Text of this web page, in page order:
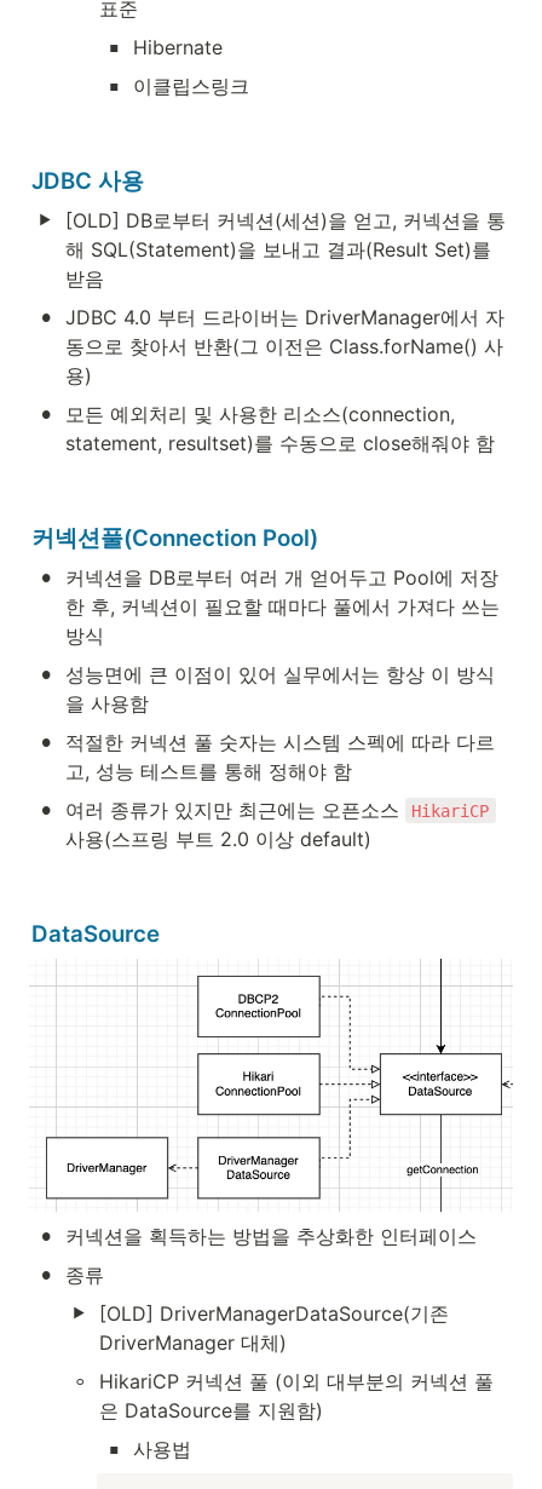
표준
▪ Hibernate
▪ 이클립스링크
JDBC 사용
[OLD] DB로부터 커넥션(세션)을 얻고, 커넥션을 통
해 SQL(Statement)을 보내고 결과(Result Set)를
받음
• JDBC 4.0 부터 드라이버는 DriverManager에서 자
동으로 찾아서 반환(그 이전은 Class.forName() 사
용)
•
모든 예외처리 및 사용한 리소스(connection,
statement, resultset)를 수동으로 close해줘야 함
커넥션풀(Connection Pool)
•
커넥션을 DB로부터 여러 개 얻어두고 Pool에 저장
한 후, 커넥션이 필요할 때마다 풀에서 가져다 쓰는
방식
•
성능면에 큰 이점이 있어 실무에서는 항상 이 방식
을 사용함
•
적절한 커넥션 풀 숫자는 시스템 스펙에 따라 다르
고, 성능 테스트를 통해 정해야 함
• 여러 종류가 있지만 최근에는 오픈소스 HikariCP
사용(스프링 부트 2.0 이상 default)
DataSource
• 커넥션을 획득하는 방법을 추상화한 인터페이스
•
종류
[OLD] DriverManagerDataSource(기존
DriverManager 대체)
◦
HikariCP 커넥션 풀 (이외 대부분의 커넥션 풀
은 DataSource를 지원함)
▪ 사용법